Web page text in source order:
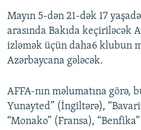
BIZIMLƏ ƏLAQƏ
XƏBƏR BÜLLETENLƏRIMIZ
Mayın 5-dən 21-dək 17
arasında Bakıda keçiriləcək
izləmək üçün daha6 klubun
Azərbaycana gələcək.
AFFA-nın məlumatına görə,
Yunayted” (İngiltərə),
“Monako” (Fransa),